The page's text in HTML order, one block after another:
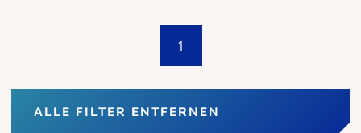
1
ALLE FILTER ENTFERNEN